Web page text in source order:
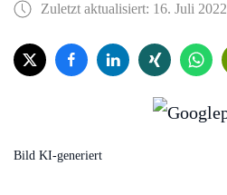
Zuletzt aktualisiert: 16. Juli 2022
Bild KI-generiert